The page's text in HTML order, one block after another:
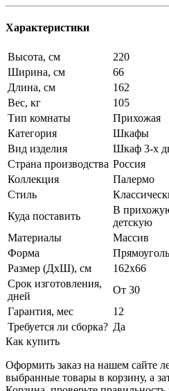
Характеристики
Высота, см
220
Ширина, см
66
Длина, см
162
Вес, кг
105
Тип комнаты
Прихожая
Категория
Шкафы
Вид изделия
Шкаф 3-х
Страна производства Россия
Коллекция
Палермо
Стиль
Куда поставить
В
детскую
Материалы
Массив
Форма
Размер (ДхШ), см
162х66
Срок изготовления,
дней
От 30
Гарантия, мес
12
Требуется ли сборка? Да
Как купить
Оформить заказ на нашем сайте
выбранные товары в корзину, а